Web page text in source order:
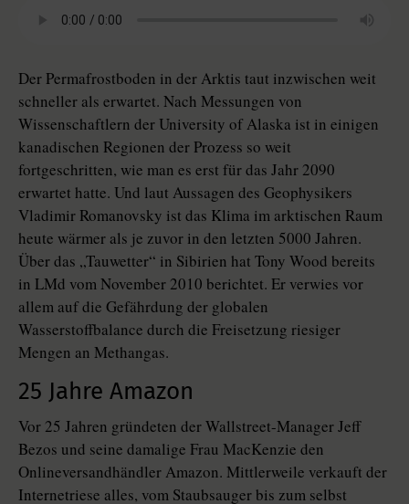
Der Permafrostboden in der Arktis taut inzwischen weit
schneller als erwartet. Nach Messungen von
Wissenschaftlern der University of Alaska ist in einigen
kanadischen Regionen der Prozess so weit
fortgeschritten, wie man es erst für das Jahr 2090
erwartet hatte. Und laut Aussagen des Geophysikers
Vladimir Romanovsky ist das Klima im arktischen Raum
heute wärmer als je zuvor in den letzten 5000 Jahren.
Über das „Tauwetter“ in Sibirien hat Tony Wood bereits
in LMd vom November 2010 berichtet. Er verwies vor
allem auf die Gefährdung der globalen
Wasserstoffbalance durch die Freisetzung riesiger
Mengen an Methangas.
25 Jahre Amazon
Vor 25 Jahren gründeten der Wallstreet-Manager Jeff
Bezos und seine damalige Frau MacKenzie den
Onlineversandhändler Amazon. Mittlerweile verkauft der
Internetriese alles, vom Staubsauger bis zum selbst